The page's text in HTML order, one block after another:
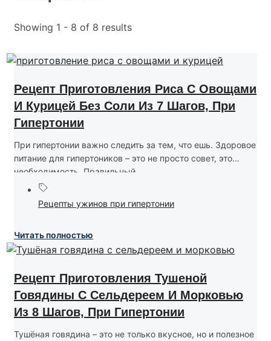
Showing 1 - 8 of 8 results
Рецепт Приготовления Риса С Овощами
И Курицей Без Соли Из 7 Шагов, При
Гипертонии
При гипертонии важно следить за тем, что ешь. Здоровое
питание для гипертоников – это не просто совет, это
необходимость. Правильный...
Рецепты ужинов при гипертонии
Читать полностью
Рецепт Приготовления Тушеной
Говядины С Сельдереем И Морковью
Из 8 Шагов, При Гипертонии
Тушёная говядина – это не только вкусное, но и полезное